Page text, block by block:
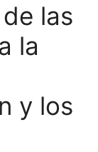
las
la
y los